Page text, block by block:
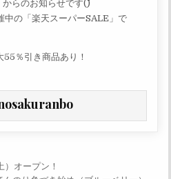
らのお知らせです(^^)
中の「楽天スーパーSALE」で
％引き商品あり！
ョン
オープン！